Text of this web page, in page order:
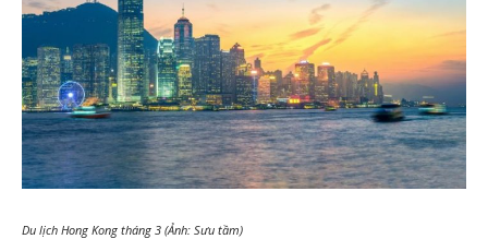
Du lịch Hong Kong tháng 3 (Ảnh: Sưu tầm)